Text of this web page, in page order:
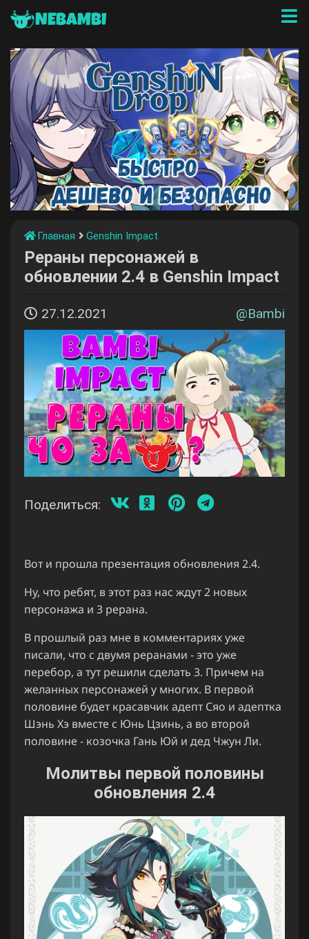
NEBAMBI
Главная Genshin Impact
Рераны персонажей в
обновлении 2.4 в Genshin Impact
27.12.2021 @Bambi
Поделиться:
Вот и прошла презентация обновления 2.4.
Ну, что ребят, в этот раз нас ждут 2 новых
персонажа и 3 рерана.
В прошлый раз мне в комментариях уже
писали, что с двумя реранами - это уже
перебор, а тут решили сделать 3. Причем на
желанных персонажей у многих. В первой
половине будет красавчик адепт Сяо и адептка
Шэнь Хэ вместе с Юнь Цзинь, а во второй
половине - козочка Гань Юй и дед Чжун Ли.
Молитвы первой половины
обновления 2.4